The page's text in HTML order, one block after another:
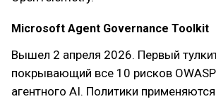
Microsoft Agent Governance Toolkit
Вышел 2 апреля 2026. Первый
покрывающий все 10 рисков
агентного AI. Политики